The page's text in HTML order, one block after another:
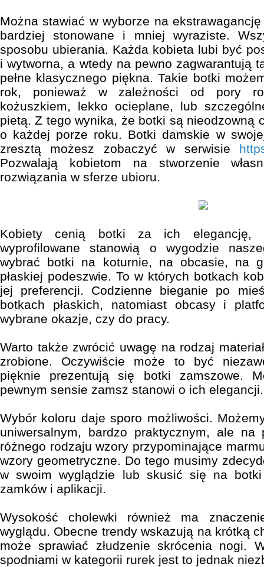
Można stawiać w wyborze na
bardziej stonowane i mniej wyraziste.
sposobu ubierania. Każda kobieta lubi być
i wytworna, a wtedy na pewno zagwarantują
pełne klasycznego piękna. Takie botki
rok, ponieważ w zależności od pory
kożuszkiem, lekko ocieplane, lub
pietą. Z tego wynika, że botki są nieodzowną
o każdej porze roku. Botki damskie w
zresztą możesz zobaczyć w serwisie
Pozwalają kobietom na stworzenie
rozwiązania w sferze ubioru.
Kobiety cenią botki za ich elegancję,
wyprofilowane stanowią o wygodzie
wybrać botki na koturnie, na obcasie, na
płaskiej podeszwie. To w których botkach
jej preferencji. Codzienne bieganie po
botkach płaskich, natomiast obcasy i
wybrane okazje, czy do pracy.
Warto także zwrócić uwagę na rodzaj
zrobione. Oczywiście może to być
pięknie prezentują się botki zamszowe.
pewnym sensie zamsz stanowi o ich elegancji.
Wybór koloru daje sporo możliwości.
uniwersalnym, bardzo praktycznym, ale
różnego rodzaju wzory przypominające
wzory geometryczne. Do tego musimy
w swoim wyglądzie lub skusić się na botki
zamków i aplikacji.
Wysokość cholewki również ma
wyglądu. Obecne trendy wskazują na krótką
może sprawiać złudzenie skrócenia nogi.
spodniami w kategorii rurek jest to jednak